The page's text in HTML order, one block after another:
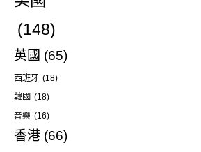
(148)
英國 (65)
西班牙 (18)
韓國 (18)
音樂 (16)
香港 (66)